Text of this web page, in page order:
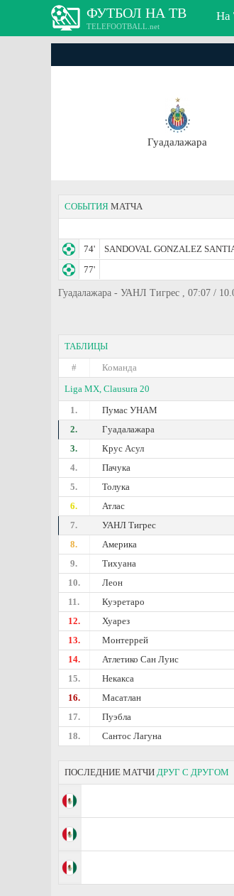
ФУТБОЛ НА ТВ
TELEFOOTBALL.net
На
Гуадалажара
СОБЫТИЯ МАТЧА
74'
SANDOVAL GONZALEZ
77'
Гуадалажара - УАНЛ Тигрес , 07:07 /
ТАБЛИЦЫ
#
Команда
Liga MX, Clausura 20
1.
Пумас УНАМ
2.
Гуадалажара
3.
Крус Асул
4.
Пачука
5.
Толука
6.
Атлас
7.
УАНЛ Тигрес
8.
Америка
9.
Тихуана
10.
Леон
11.
Куэретаро
12.
Хуарез
13.
Монтеррей
14.
Атлетико Сан Луис
15.
Некакса
16.
Масатлан
17.
Пуэбла
18.
Сантос Лагуна
ПОСЛЕДНИЕ МАТЧИ ДРУГ С ДРУГОМ